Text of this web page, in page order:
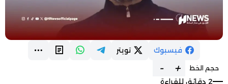
فيسبوك تويتر
حجم الخط +
-
2 دقائق للقراءة